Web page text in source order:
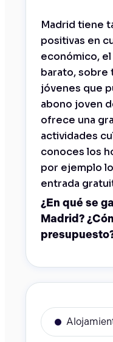
¿En qué se
Madrid?
Madrid tiene
positivas en
económico,
barato, sobre
jóvenes que
abono joven
ofrece una
actividades
conoces los
por ejemplo
entrada